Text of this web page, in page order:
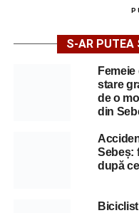
S-AR PUTEA
stare
de o
din
Sebeș:
după